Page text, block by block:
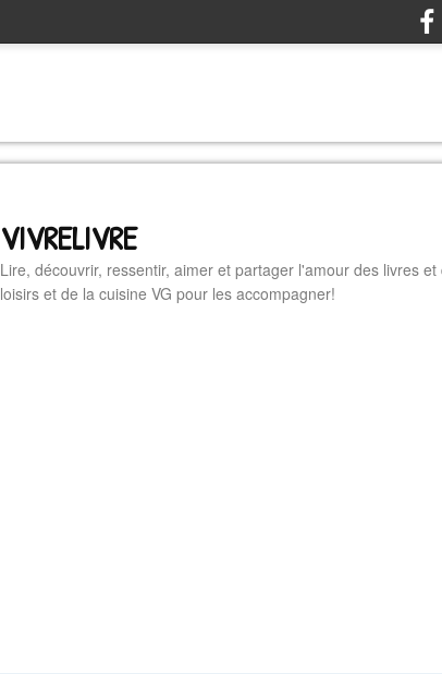
VIVRELIVRE
Lire, découvrir, ressentir, aimer et partager l'amour des livres
loisirs et de la cuisine VG pour les accompagner!